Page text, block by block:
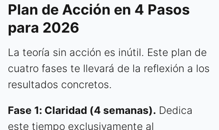
Plan de Acción en 4 Pasos
para 2026
La teoría sin acción es inútil. Este plan de
cuatro fases te llevará de la reflexión a los
resultados concretos.
Fase 1: Claridad (4 semanas). Dedica
este tiempo exclusivamente al